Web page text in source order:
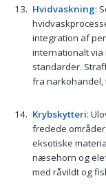
Hvidvaskning:
integration af
internationalt via
standarder.
fra
Krybskytteri:
fredede
eksotiske
næsehorn og
med råvildt og